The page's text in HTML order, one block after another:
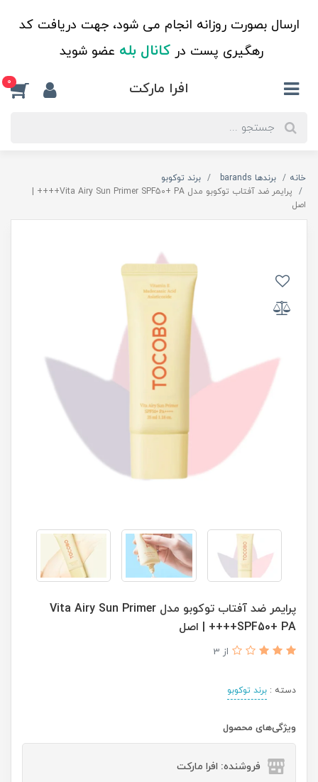
ارسال بصورت روزانه انجام می شود، جهت دریافت کد
رهگیری پست درکانال بله عضو شوید
افرا مارکت 0
خانه برندها barands
برند توکوبو
پرایمر ضد آفتاب توکوبو مدل Vita Airy Sun Primer SPF50+ PA++++ |
اصل
پرایمر ضد آفتاب توکوبو مدل Vita Airy Sun Primer
SPF50+ PA++++ | اصل
از 3
دسته : برند توکوبو
ویژگی‌های محصول
فروشنده: افرا مارکت